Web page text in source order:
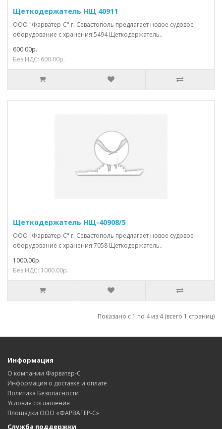
Щеткодержатель НЩ 40911
ООО "Фарватер-С" г. Севастополь предлагает новое судовое
оборудование с хранения:5494 Щеткодержатель..
600.00р.
Без НДС: 600.00р.
Щеткодержатель НЩ-40908/5
ООО "Фарватер-С" г. Севастополь предлагает новое судовое
оборудование с хранения:7058 Щеткодержатель..
1000.00р.
Без НДС: 1000.00р.
Показано с 1 по 4 из 4 (всего 1 страниц)
Информация
О компании Фарватер-С
Информация о доставке и оплате
Политика Безопасности
Условия соглашения
Площадки ООО «ФАРВАТЕР-С»
Служба поддержки